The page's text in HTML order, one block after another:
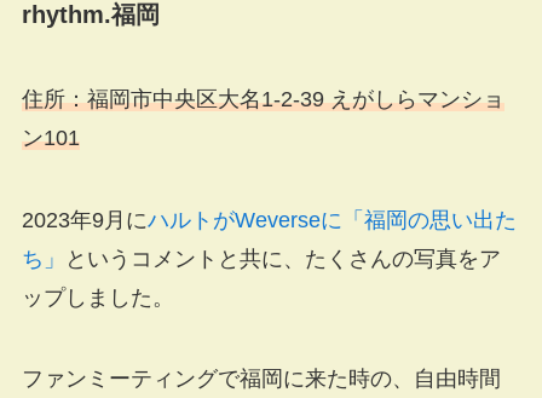
rhythm.福岡
住所：福岡市中央区大名1-2-39 えがしらマンショ
ン101
2023年9月にハルトがWeverseに「福岡の思い出た
ち」
というコメントと共に、たくさんの写真をア
ップしました。
ファンミーティングで福岡に来た時の、自由時間